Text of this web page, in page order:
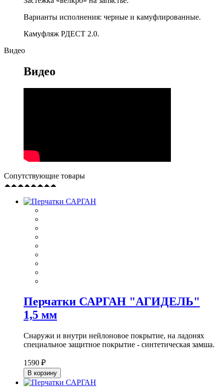
Варианты исполнения: черные и камуфлированные.
Камуфляж РДЕСТ 2.0.
Видео
Видео
Сопутствующие товары
Перчатки САРГАН "АГИДЕЛЬ"
1,5 мм
Снаружи и внутри нейлоновое покрытие, на ладонях
специальное защитное покрытие - синтетическая замша.
1590 ₽
В корзину